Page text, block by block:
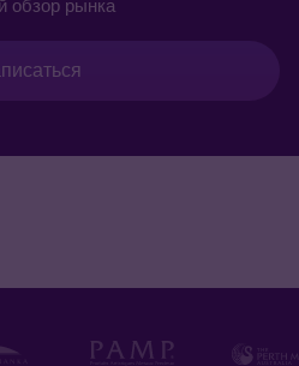
обзор рынка